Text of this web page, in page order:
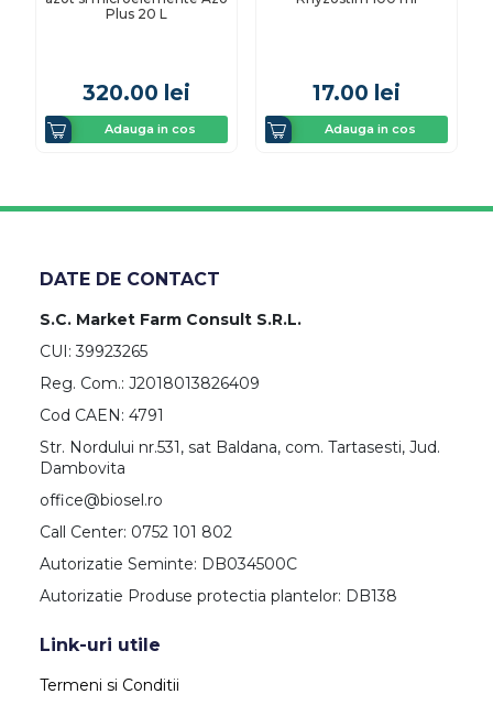
Plus 20 L
320.00 lei
Adauga in cos
17.00 lei
Adauga in cos
DATE DE CONTACT
S.C. Market Farm Consult S.R.L.
CUI: 39923265
Reg. Com.: J2018013826409
Cod CAEN: 4791
Str. Nordului nr.531, sat Baldana, com. Tartasesti, Jud.
Dambovita
office@biosel.ro
Call Center: 0752 101 802
Autorizatie Seminte: DB034500C
Autorizatie Produse protectia plantelor: DB138
Link-uri utile
Termeni si Conditii